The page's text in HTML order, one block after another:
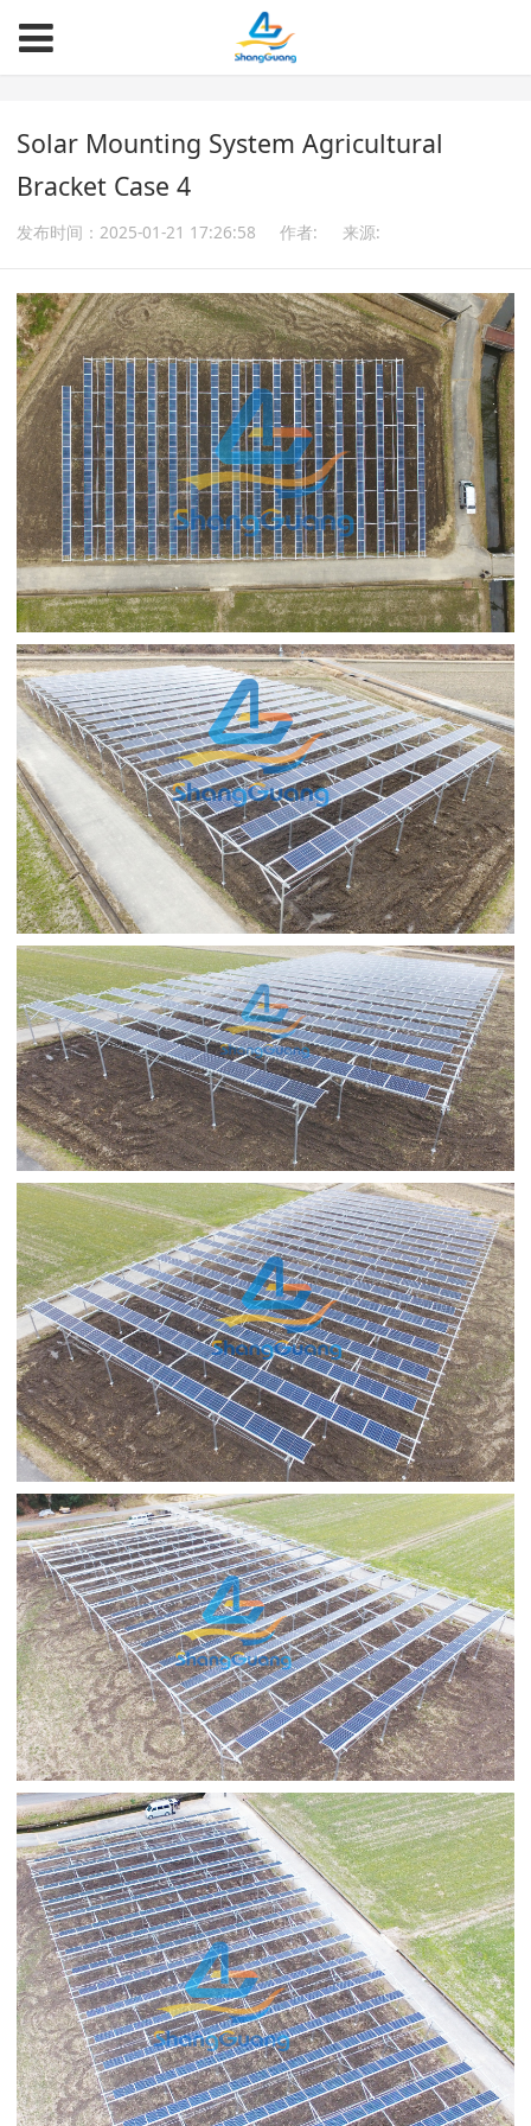
Solar Mounting System Agricultural
Bracket Case 4
发布时间：2025-01-21 17:26:58 作者: 来源: